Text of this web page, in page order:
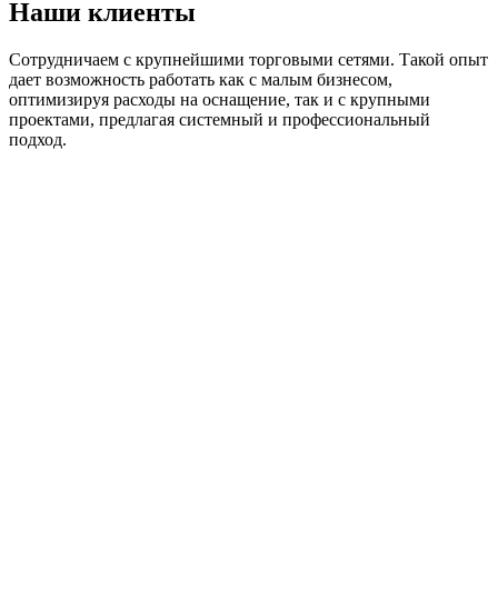
Наши клиенты
Сотрудничаем с крупнейшими торговыми сетями. Такой опыт
дает возможность работать как с малым бизнесом,
оптимизируя расходы на оснащение, так и с крупными
проектами, предлагая системный и профессиональный
подход.